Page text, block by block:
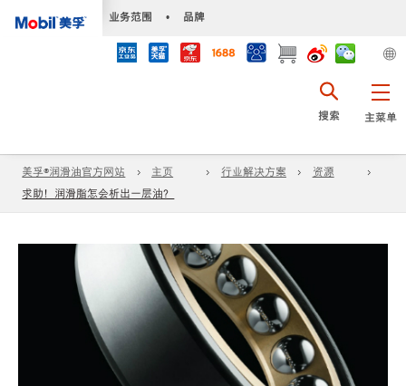
业务范围 • 品牌
主菜单
搜索
美孚®润滑油官方网站 主页 行业解决方案
资源
求助！润滑脂怎会析出一层油？